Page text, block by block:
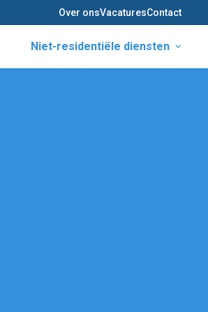
Over onsVacaturesContact
Niet-residentiële diensten